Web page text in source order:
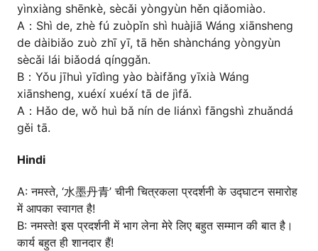
yìnxiàng shēnkè, sècǎi yòngyùn hěn qiǎomiào.
A：Shì de, zhè fú zuòpǐn shì huàjiā Wáng xiānsheng
de dàibiǎo zuò zhī yī, tā hěn shàncháng yòngyùn
sècǎi lái biǎodá qínggǎn.
B：Yǒu jīhuì yīdìng yào bàifǎng yīxià Wáng
xiānsheng, xuéxí xuéxí tā de jìfǎ.
A：Hǎo de, wǒ huì bǎ nín de liánxì fāngshì zhuǎndá
gěi tā.
Hindi
A: नमस्ते, ‘水墨丹青’ चीनी चित्रकला प्रदर्शनी के उद्घाटन समारोह
में आपका स्वागत है!
B: नमस्ते! इस प्रदर्शनी में भाग लेना मेरे लिए बहुत सम्मान की बात है।
कार्य बहुत ही शानदार हैं!